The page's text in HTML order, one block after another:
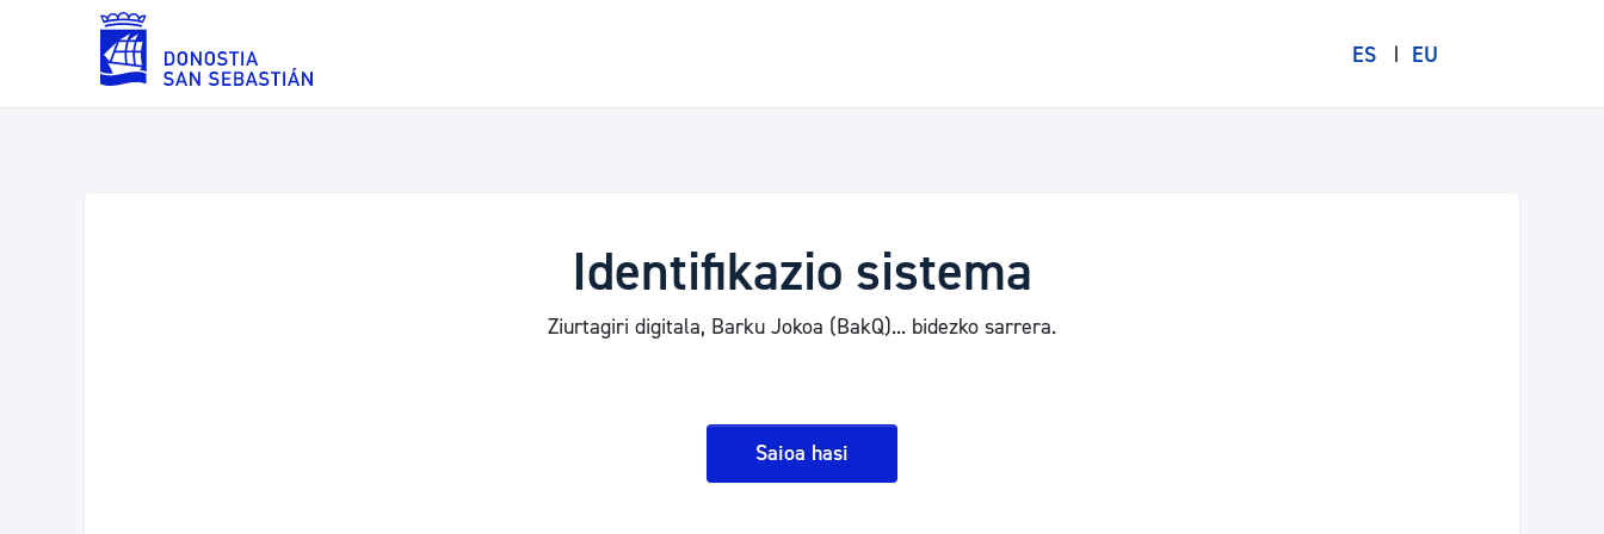
ES EU
Identifikazio sistema
Ziurtagiri digitala, Barku Jokoa (BakQ)... bidezko sarrera.
Saioa hasi